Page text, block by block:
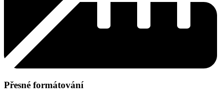
Přesné formátování